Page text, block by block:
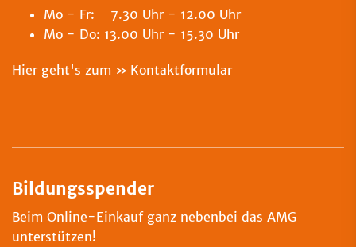
Mo - Fr: 7.30 Uhr - 12.00 Uhr
Mo - Do: 13.00 Uhr - 15.30 Uhr
Hier geht's zum Kontaktformular
Bildungsspender
Beim Online-Einkauf ganz nebenbei das AMG
unterstützen!